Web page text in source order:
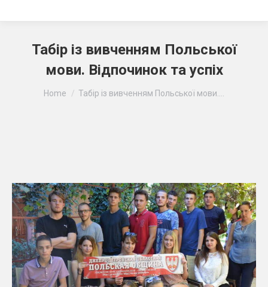
Табір із вивченням Польської
мови. Відпочинок та успіх
Ви тут:
Home Табір із вивченням Польської мови.…